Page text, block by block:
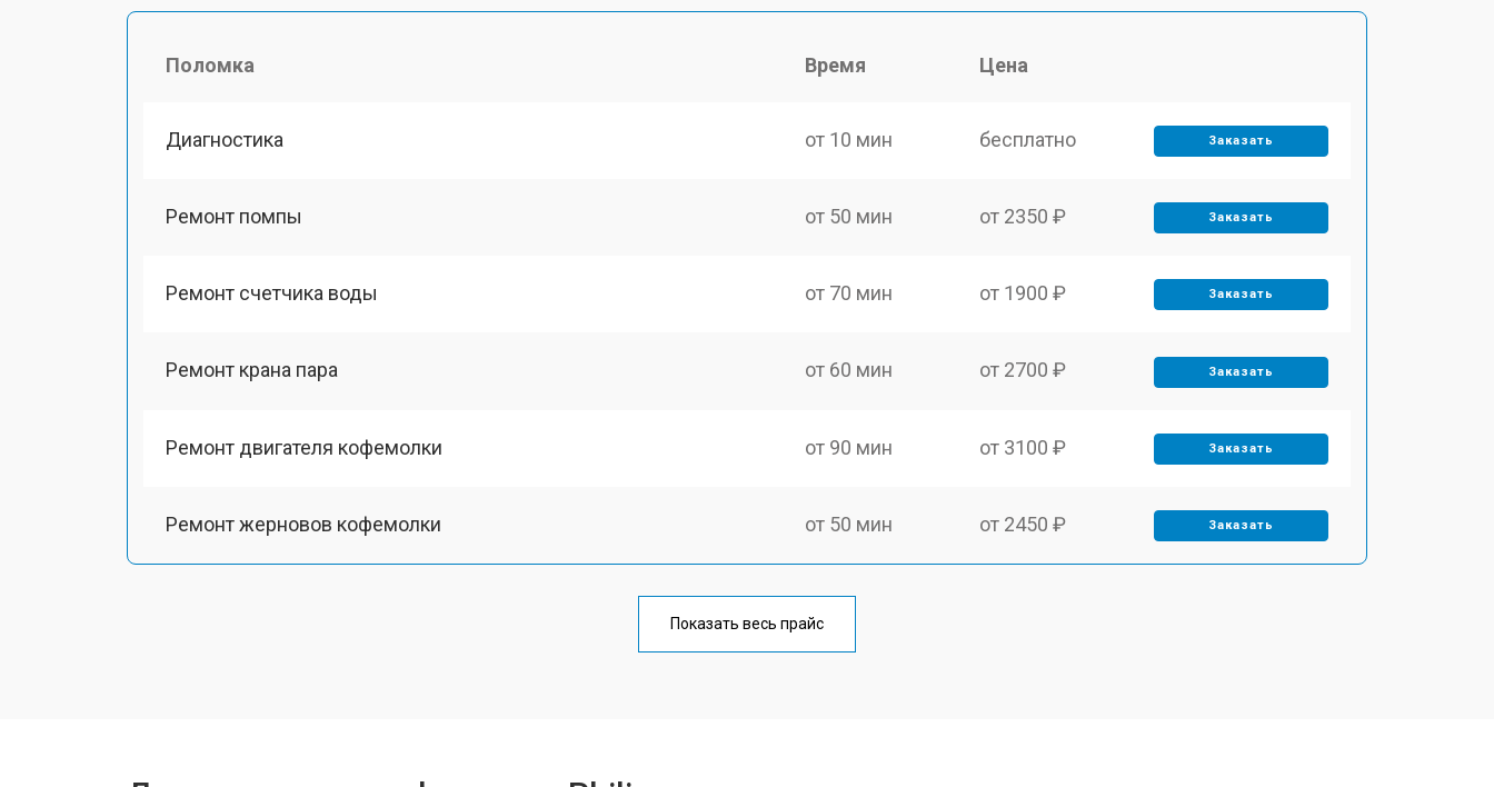
Поломка Время Цена
Диагностика от 10 мин бесплатно Заказать
Ремонт помпы от 50 мин от 2350 ₽ Заказать
Ремонт счетчика воды от 70 мин от 1900 ₽ Заказать
Ремонт крана пара от 60 мин от 2700 ₽ Заказать
Ремонт двигателя кофемолки от 90 мин от 3100 ₽ Заказать
Ремонт жерновов кофемолки от 50 мин от 2450 ₽ Заказать
от 90 мин
Показать весь прайс